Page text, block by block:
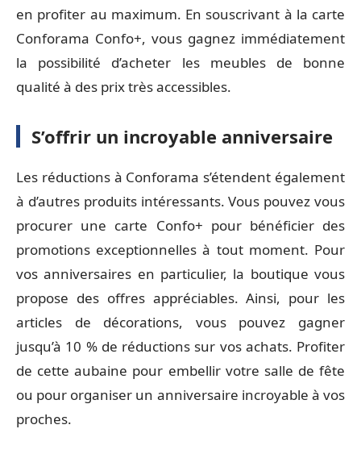
en profiter au maximum. En souscrivant à la carte
Conforama Confo+, vous gagnez immédiatement
la possibilité d’acheter les meubles de bonne
qualité à des prix très accessibles.
S’offrir un incroyable anniversaire
Les réductions à Conforama s’étendent également
à d’autres produits intéressants. Vous pouvez vous
procurer une carte Confo+ pour bénéficier des
promotions exceptionnelles à tout moment. Pour
vos anniversaires en particulier, la boutique vous
propose des offres appréciables. Ainsi, pour les
articles de décorations, vous pouvez gagner
jusqu’à 10 % de réductions sur vos achats. Profiter
de cette aubaine pour embellir votre salle de fête
ou pour organiser un anniversaire incroyable à vos
proches.